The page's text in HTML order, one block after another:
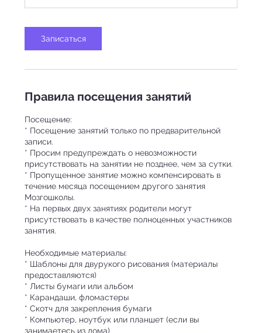
Записаться
Правила посещения занятий
Посещение:
* Посещение занятий только по предварительной
записи.
* Просим предупреждать о невозможности
присутствовать на занятии не позднее, чем за сутки.
* Пропущенное занятие можно компенсировать в
течение месяца посещением другого занятия
Мозгошколы.
* На первых двух занятиях родители могут
присутствовать в качестве полноценных участников
занятия.
Необходимые материалы:
* Шаблоны для двурукого рисования (материалы
предоставляются)
* Листы бумаги или альбом
* Карандаши, фломастеры
* Скотч для закрепления бумаги
* Компьютер, ноутбук или планшет (если вы
занимаетесь из дома)